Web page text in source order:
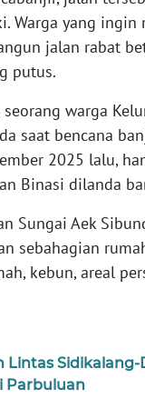
Warga yang ingin
jalan rabat
putus.
seorang warga
saat bencana
2025 lalu,
Binasi dilanda
Sungai Aek
sebahagian
kebun, areal
Lintas Sidikalang-
Parbuluan